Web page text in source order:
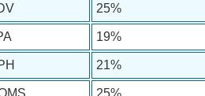
25%
19%
21%
25%